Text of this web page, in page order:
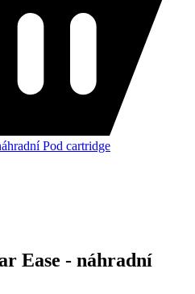
Pod cartridge
Ease - náhradní